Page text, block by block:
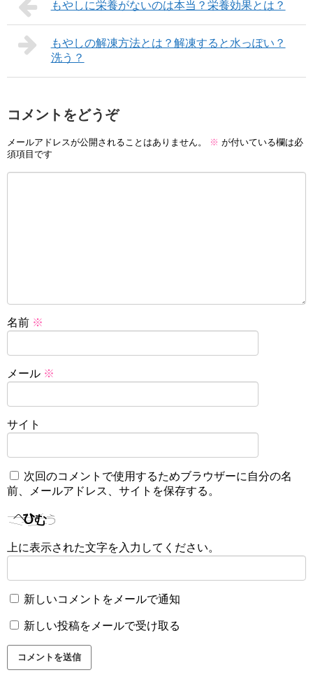
もやしに栄養がないのは本当？栄養効果とは？
もやしの解凍方法とは？解凍すると水っぽい？
洗う？
コメントをどうぞ
メールアドレスが公開されることはありません。 ※ が付いている欄は必
須項目です
名前 ※
メール ※
サイト
次回のコメントで使用するためブラウザーに自分の名
前、メールアドレス、サイトを保存する。
上に表示された文字を入力してください。
新しいコメントをメールで通知
新しい投稿をメールで受け取る